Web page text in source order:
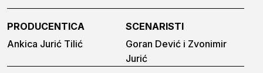
PRODUCENTICA
Ankica Jurić Tilić
SCENARISTI
Goran Dević i Zvonimir
Jurić